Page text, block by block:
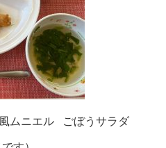
ムニエル ごぼうサラダ